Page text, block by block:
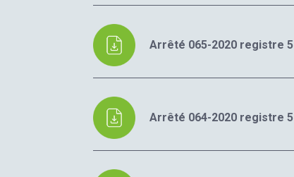
Arrêté 065-2020 registre 5
Arrêté 064-2020 registre 5